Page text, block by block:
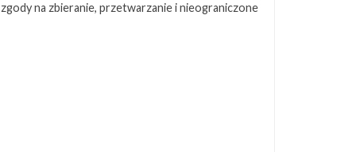
na zbieranie, przetwarzanie i nieograniczone